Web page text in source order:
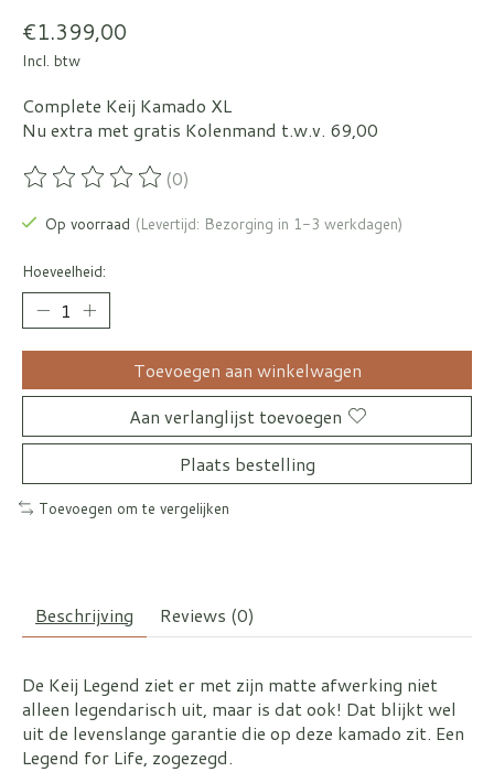
€1.399,00
Incl. btw
Complete Keij Kamado XL
Nu extra met gratis Kolenmand t.w.v. 69,00
De beoordeling van dit product is
(0)
Op voorraad (Levertijd: Bezorging in 1-3 werkdagen)
Hoeveelheid:
Toevoegen aan winkelwagen
Aan verlanglijst toevoegen
Plaats bestelling
Toevoegen om te vergelijken
Beschrijving Reviews (0)
De Keij Legend ziet er met zijn matte afwerking niet
alleen legendarisch uit, maar is dat ook! Dat blijkt wel
uit de levenslange garantie die op deze kamado zit. Een
Legend for Life, zogezegd.